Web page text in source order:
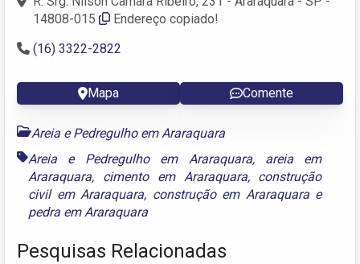
14808-015
Endereço copiado!
(16) 3322-2822
Mapa Comente
Areia e Pedregulho em Araraquara
Areia e Pedregulho em Araraquara, areia em
Araraquara, cimento em Araraquara, construção
civil em Araraquara, construção em Araraquarae
pedra em Araraquara
Pesquisas Relacionadas